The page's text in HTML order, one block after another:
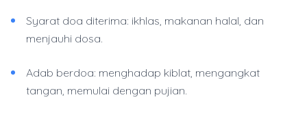
Syarat doa diterima: ikhlas, makanan halal, dan
menjauhi dosa.
Adab berdoa: menghadap kiblat, mengangkat
tangan, memulai dengan pujian.